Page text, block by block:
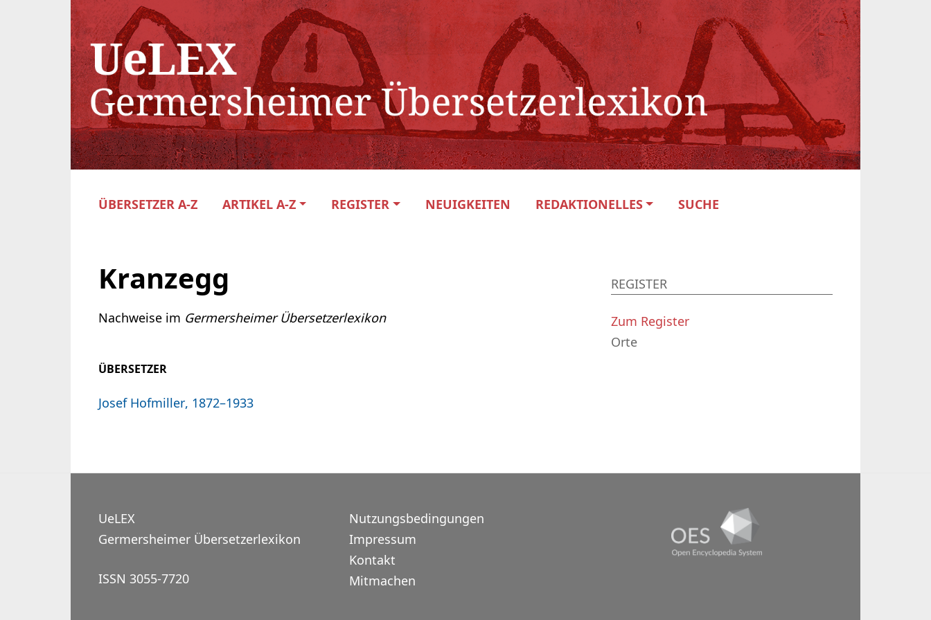
ÜBERSETZER A-Z ARTIKEL A-Z REGISTER NEUIGKEITEN REDAKTIONELLES SUCHE
Kranzegg
Nachweise im Germersheimer Übersetzerlexikon
ÜBERSETZER
Josef Hofmiller, 1872–1933
REGISTER
Zum Register
Orte
UeLEX
Germersheimer Übersetzerlexikon
ISSN 3055-7720
Nutzungsbedingungen
Impressum
Kontakt
Mitmachen